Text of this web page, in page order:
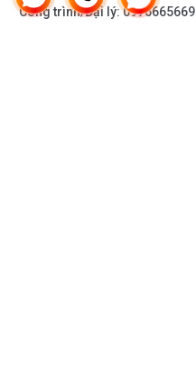
Công trình/Đại lý:0976665669